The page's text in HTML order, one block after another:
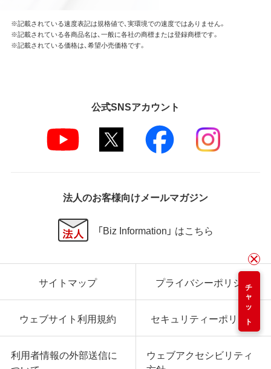
チャット
※記載されている速度表記は規格値で、実環境での速度ではありません。
※記載されている各商品名は、一般に各社の商標または登録商標です。
※記載されている価格は、希望小売価格です。
公式SNSアカウント
法人のお客様向けメールマガジン
「Biz Information」 はこちら
サイトマップ プライバシーポリシー
ウェブサイト利用規約 セキュリティーポリシー
利用者情報の外部送信に
ウェブアクセシビリティ